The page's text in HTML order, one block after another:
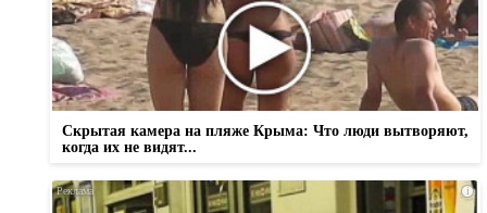
Скрытая камера на пляже Крыма: Что люди вытворяют,
когда их не видят...
i